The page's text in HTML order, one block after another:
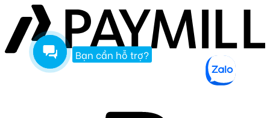
Bạn cần hỗ trợ?